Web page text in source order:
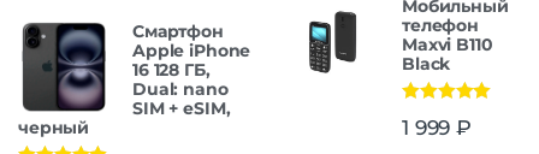
Смартфон
Apple iPhone
16 128 ГБ,
Dual: nano
SIM + eSIM,
черный
Мобильный
телефон
Maxvi B110
Black
из 5
1 999 ₽